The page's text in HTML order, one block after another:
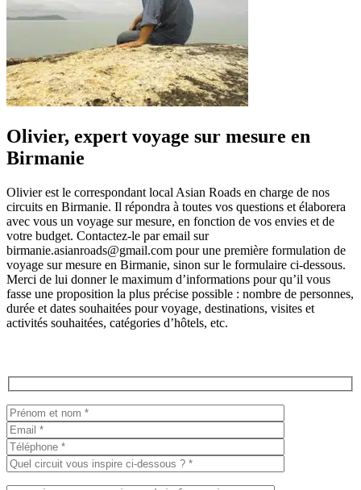
Olivier, expert voyage sur mesure en
Birmanie
Olivier est le correspondant local Asian Roads en charge de nos
circuits en Birmanie. Il répondra à toutes vos questions et élaborera
avec vous un voyage sur mesure, en fonction de vos envies et de
votre budget. Contactez-le par email sur
birmanie.asianroads@gmail.com pour une première formulation de
voyage sur mesure en Birmanie, sinon sur le formulaire ci-dessous.
Merci de lui donner le maximum d’informations pour qu’il vous
fasse une proposition la plus précise possible : nombre de personnes,
durée et dates souhaitées pour voyage, destinations, visites et
activités souhaitées, catégories d’hôtels, etc.